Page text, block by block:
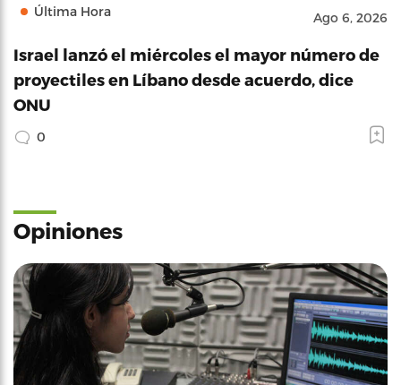
Última Hora Ago 6, 2026
Israel lanzó el miércoles el mayor número de
proyectiles en Líbano desde acuerdo, dice
ONU
0
Opiniones